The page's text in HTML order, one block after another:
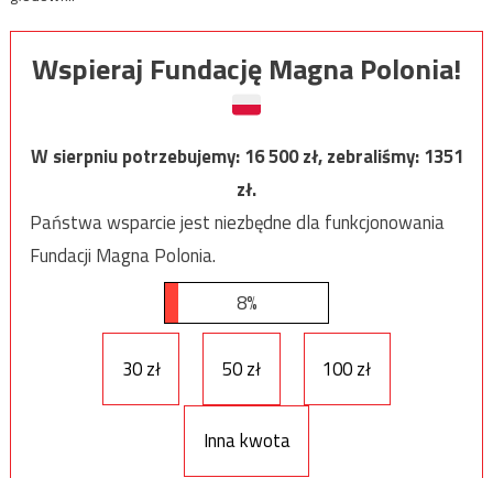
Wspieraj Fundację Magna Polonia!
W sierpniu potrzebujemy:16 500zł, zebraliśmy:1351
zł.
Państwa wsparcie jest niezbędne dla funkcjonowania
Fundacji Magna Polonia.
8%
30 zł 50 zł 100 zł
Inna kwota